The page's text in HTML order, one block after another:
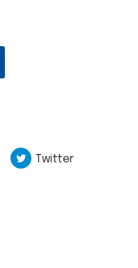
Twitter